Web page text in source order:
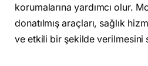
korumalarına yardımcı olur.
donatılmış araçları, sağlık
ve etkili bir şekilde verilmesini